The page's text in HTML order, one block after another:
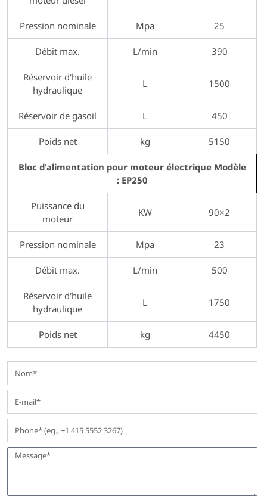
Pression nominale Mpa 25
Débit max. L/min 390
Réservoir d'huile
hydraulique
L 1500
Réservoir de gasoil L 450
Poids net kg 5150
Bloc d'alimentation pour moteur électrique Modèle
: EP250
Puissance du
moteur
KW 90×2
Pression nominale Mpa 23
Débit max. L/min 500
Réservoir d'huile
hydraulique
L 1750
Poids net kg 4450